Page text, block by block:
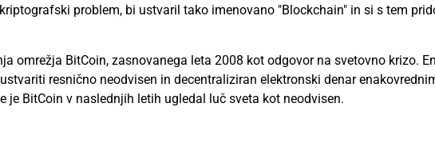
problem, bi ustvaril tako imenovano "Blockchain" in si s tem
omrežja BitCoin, zasnovanega leta 2008 kot odgovor na svetovno krizo.
resnično neodvisen in decentraliziran elektronski denar
BitCoin v naslednjih letih ugledal luč sveta kot neodvisen.